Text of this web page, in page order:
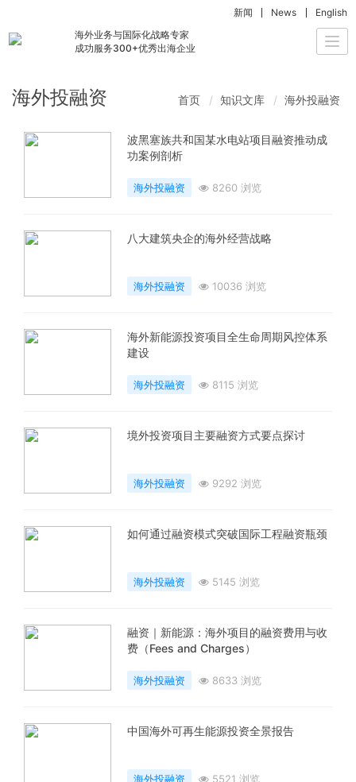
海外业务与国际化战略专家
成功服务300+优秀出海企业
新闻 News English
海外投融资 首页 知识文库 海外投融资
波黑塞族共和国某水电站项目融资推动成
功案例剖析
海外投融资 8260 浏览
八大建筑央企的海外经营战略
海外投融资 10036 浏览
海外新能源投资项目全生命周期风控体系
建设
海外投融资 8115 浏览
境外投资项目主要融资方式要点探讨
海外投融资 9292 浏览
如何通过融资模式突破国际工程融资瓶颈
海外投融资 5145 浏览
融资｜新能源：海外项目的融资费用与收
费（Fees and Charges）
海外投融资 8633 浏览
中国海外可再生能源投资全景报告
海外投融资 5521 浏览